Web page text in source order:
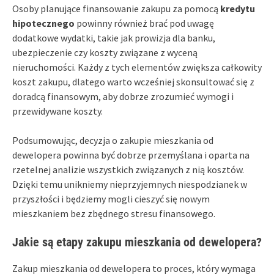
Osoby planujące finansowanie zakupu za pomocą kredytu
hipotecznego powinny również brać pod uwagę
dodatkowe wydatki, takie jak prowizja dla banku,
ubezpieczenie czy koszty związane z wyceną
nieruchomości. Każdy z tych elementów zwiększa całkowity
koszt zakupu, dlatego warto wcześniej skonsultować się z
doradcą finansowym, aby dobrze zrozumieć wymogi i
przewidywane koszty.
Podsumowując, decyzja o zakupie mieszkania od
dewelopera powinna być dobrze przemyślana i oparta na
rzetelnej analizie wszystkich związanych z nią kosztów.
Dzięki temu unikniemy nieprzyjemnych niespodzianek w
przyszłości i będziemy mogli cieszyć się nowym
mieszkaniem bez zbędnego stresu finansowego.
Jakie są etapy zakupu mieszkania od dewelopera?
Zakup mieszkania od dewelopera to proces, który wymaga